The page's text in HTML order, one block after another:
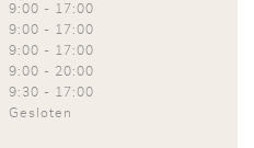
9:00 -
17:00
9:00 -
17:00
9:00 -
17:00
9:00 - 20:00
9:30 -
17:00
Gesloten